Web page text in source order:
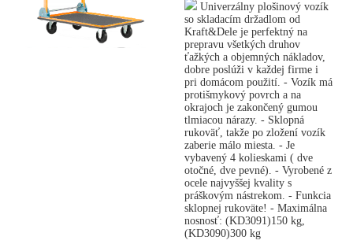
Univerzálny plošinový vozík
so skladacím držadlom od
Kraft&Dele je perfektný na
prepravu všetkých druhov
ťažkých a objemných nákladov,
dobre poslúži v každej firme i
pri domácom použití. - Vozík má
protišmykový povrch a na
okrajoch je zakončený gumou
tlmiacou nárazy. - Sklopná
rukoväť, takže po zložení vozík
zaberie málo miesta. - Je
vybavený 4 kolieskami ( dve
otočné, dve pevné). - Vyrobené z
ocele najvyššej kvality s
práškovým nástrekom. - Funkcia
sklopnej rukoväte! - Maximálna
nosnosť: (KD3091)150 kg,
(KD3090)300 kg